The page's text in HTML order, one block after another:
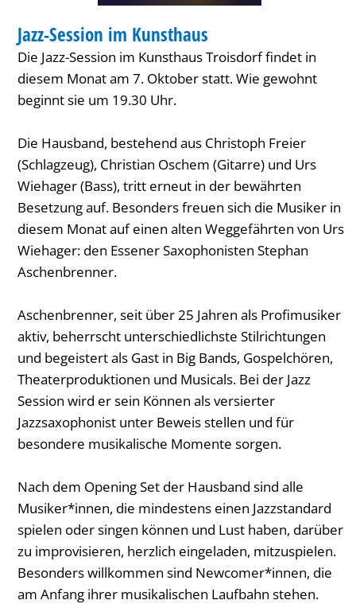
KATEGORIE: MUSIK
Jazz-Session im Kunsthaus
Die Jazz-Session im Kunsthaus Troisdorf findet in
diesem Monat am 7. Oktober statt. Wie gewohnt
beginnt sie um 19.30 Uhr.
Die Hausband, bestehend aus Christoph Freier
(Schlagzeug), Christian Oschem (Gitarre) und Urs
Wiehager (Bass), tritt erneut in der bewährten
Besetzung auf. Besonders freuen sich die Musiker in
diesem Monat auf einen alten Weggefährten von Urs
Wiehager: den Essener Saxophonisten Stephan
Aschenbrenner.
Aschenbrenner, seit über 25 Jahren als Profimusiker
aktiv, beherrscht unterschiedlichste Stilrichtungen
und begeistert als Gast in Big Bands, Gospelchören,
Theaterproduktionen und Musicals. Bei der Jazz
Session wird er sein Können als versierter
Jazzsaxophonist unter Beweis stellen und für
besondere musikalische Momente sorgen.
Nach dem Opening Set der Hausband sind alle
Musiker*innen, die mindestens einen Jazzstandard
spielen oder singen können und Lust haben, darüber
zu improvisieren, herzlich eingeladen, mitzuspielen.
Besonders willkommen sind Newcomer*innen, die
am Anfang ihrer musikalischen Laufbahn stehen.